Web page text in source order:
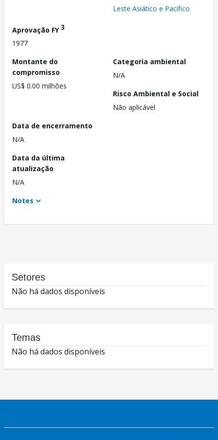
Leste Asiático e Pacífico
Aprovação FY3
1977
Montante do
compromisso
US$ 0.00 milhões
Categoria ambiental
N/A
Risco Ambiental e Social
Não aplicável
Data de encerramento
N/A
Data da última
atualização
N/A
Notes
Setores
Não há dados disponíveis
Temas
Não há dados disponíveis